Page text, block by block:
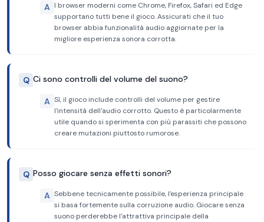
A I browser moderni come Chrome, Firefox, Safari ed Edge
supportano tutti bene il gioco. Assicurati che il tuo
browser abbia funzionalità audio aggiornate per la
migliore esperienza sonora corrotta.
Q Ci sono controlli del volume del suono?
A Sì, il gioco include controlli del volume per gestire
l'intensità dell'audio corrotto. Questo è particolarmente
utile quando si sperimenta con più parassiti che possono
creare mutazioni piuttosto rumorose.
Q Posso giocare senza effetti sonori?
A Sebbene tecnicamente possibile, l'esperienza principale
si basa fortemente sulla corruzione audio. Giocare senza
suono perderebbe l'attrattiva principale della